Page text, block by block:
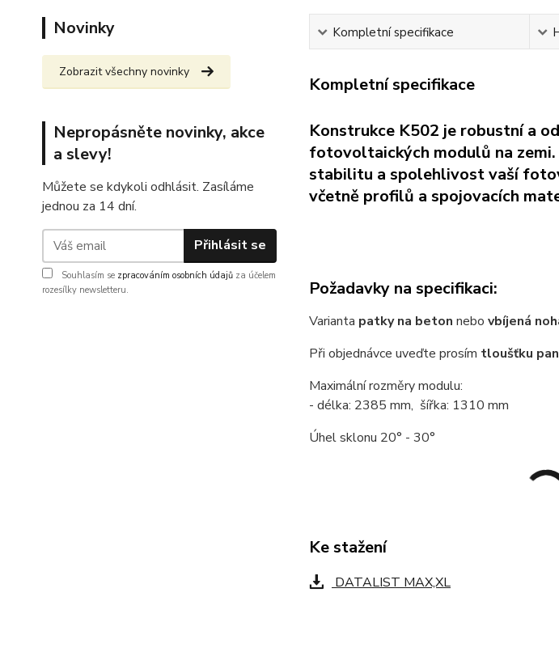
Novinky
Zobrazit všechny novinky
Nepropásněte novinky, akce
a slevy!
Můžete se kdykoli odhlásit. Zasíláme
jednou za 14 dní.
Přihlásit se
Souhlasím se zpracováním osobních údajů za účelem
rozesílky newsletteru.
Kompletní specifikace
Kompletní specifikace
Konstrukce K502 je robustní a
fotovoltaických modulů na
stabilitu a spolehlivost vaší
včetně profilů a spojovacích
Požadavky na specifikaci:
Varianta patky na beton nebo vbíjená
Při objednávce uveďte prosím tloušťku
Maximální rozměry modulu:
- délka: 2385 mm, šířka: 1310 mm
Úhel sklonu 20° - 30°
Ke stažení
DATALIST MAX,XL